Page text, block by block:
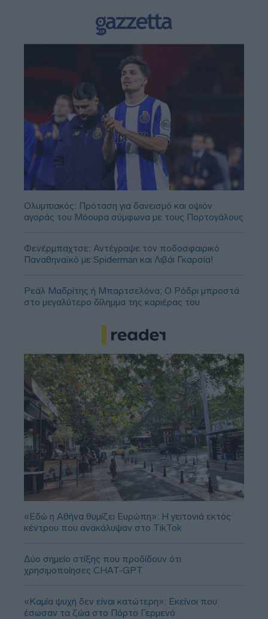
Ολυμπιακός: Πρόταση για δανεισμό και οψιόν
αγοράς του Μόουρα σύμφωνα με τους Πορτογάλους
Φενέρμπαχτσε: Αντέγραψε τον ποδοσφαιρικό
Παναθηναϊκό με Spiderman και Λιβάι Γκαρσία!
Ρεάλ Μαδρίτης ή Μπαρτσελόνα; Ο Ρόδρι μπροστά
στο μεγαλύτερο δίλημμα της καριέρας του
«Εδώ η Αθήνα θυμίζει Ευρώπη»: H γειτονιά εκτός
κέντρου που ανακάλυψαν στο TikTok
Δύο σημείο στίξης που προδίδουν ότι
χρησιμοποίησες CHAT-GPT
«Καμία ψυχή δεν είναι κατώτερη»: Εκείνοι που
έσωσαν τα ζώα στο Πόρτο Γερμενό